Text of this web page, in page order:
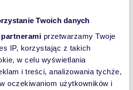
Twoich danych
partnerami przetwarzamy Twoje
IP, korzystając z takich
w celu wyświetlania
i treści, analizowania tychże,
oczekiwaniom użytkowników i
Pokaż telefon
oddzwonimy